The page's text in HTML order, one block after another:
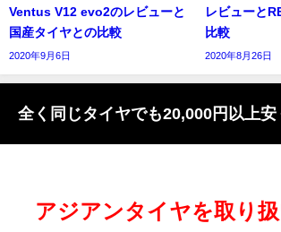
Ventus V12 evo2のレビューと
国産タイヤとの比較
2020年9月6日
レビューと
比較
2020年8月26日
全く同じタイヤでも20,000円以上安
アジアンタイヤを取り